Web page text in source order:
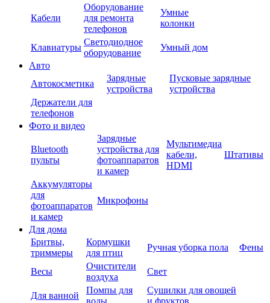
Кабели
Оборудование
для ремонта
телефонов
Умные
колонки
Клавиатуры
Светодиодное
оборудование
Умный дом
Авто
Автокосметика
Зарядные
устройства
Пусковые зарядные
устройства
Держатели для
телефонов
Фото и видео
Bluetooth
пульты
Зарядные
устройства для
фотоаппаратов
и камер
Мультимедиа
кабели,
HDMI
Штативы
Аккумуляторы
для
фотоаппаратов
и камер
Микрофоны
Для дома
Бритвы,
триммеры
Кормушки
для птиц
Ручная уборка пола Фены
Весы
Очистители
воздуха
Свет
Для ванной
Помпы для
воды
Сушилки для овощей
и фруктов